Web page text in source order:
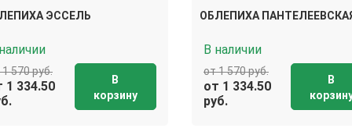
ЭССЕЛЬ
1 570 руб.
1 334.50
В
корзину
ОБЛЕПИХА
В наличии
от 1 570 руб.
от 1 334.50
руб.
В